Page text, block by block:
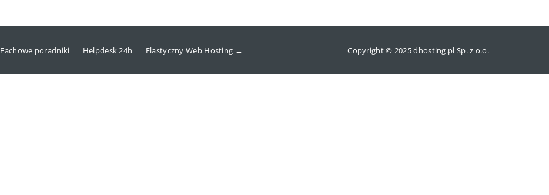
Fachowe poradniki Helpdesk 24h Elastyczny Web Hosting → Copyright © 2025 dhosting.pl Sp. z o.o.